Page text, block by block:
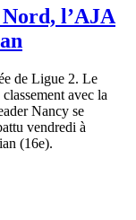
l’AJA
de Ligue 2. Le
avec la
Nancy se
vendredi à
(16e).